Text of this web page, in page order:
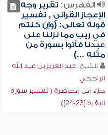
الفهرس: تقرير وجه
الإعجاز القرآني , تفسير
قوله تعالى: (وإن كنتم
في ريب مما نزلنا على
عبدنا فأتوا بسورة من
مثله ...)
للشيخ: عبد العزيز بن عبد الله
الراجحي
جزء من محاضرة ( تفسير سورة
البقرة [23-24])